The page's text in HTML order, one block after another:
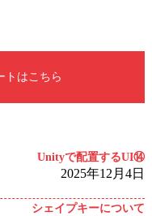
はこちら
Unityで配置するUI⑭
2025年12月4日
シェイプキーについて